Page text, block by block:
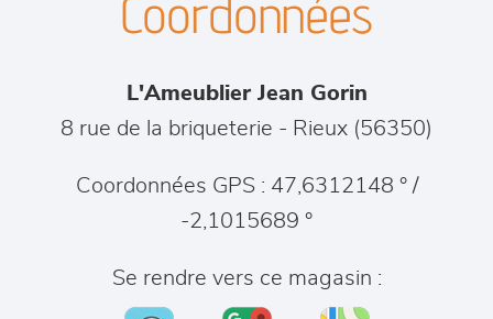
Coordonnées
L'Ameublier Jean Gorin
8 rue de la briqueterie - Rieux (56350)
Coordonnées GPS : 47,6312148 ° /
-2,1015689 °
Se rendre vers ce magasin :